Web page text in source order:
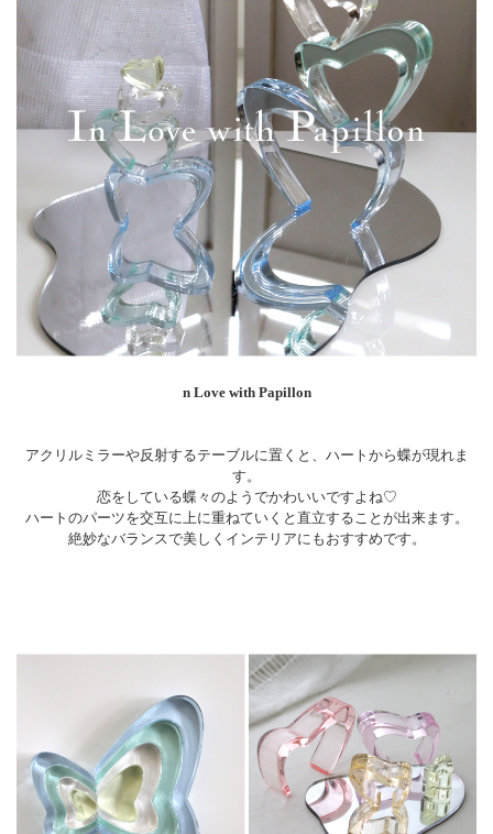
n Love with Papillon
アクリルミラーや反射するテーブルに置くと、ハートから蝶が現れま
す。
恋をしている蝶々のようでかわいいですよね♡
ハートのパーツを交互に上に重ねていくと直立することが出来ます。
絶妙なバランスで美しくインテリアにもおすすめです。